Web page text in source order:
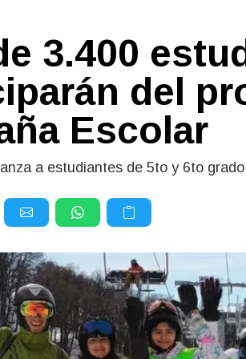
3.400
del
Escolar
a estudiantes de 5to y 6to